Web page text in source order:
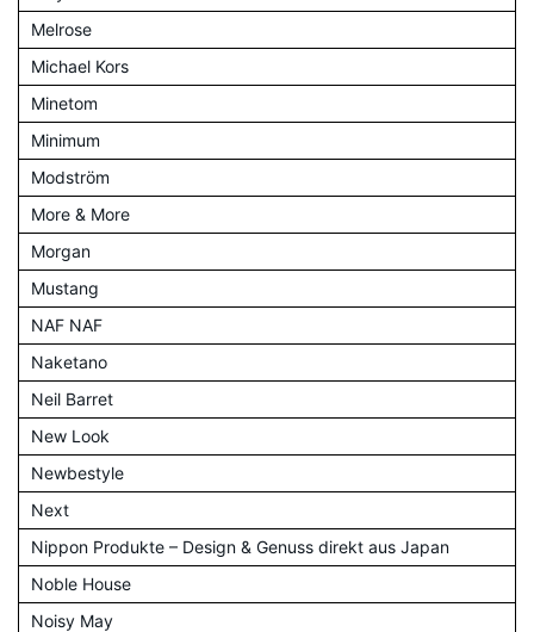
Melrose
Michael Kors
Minetom
Minimum
Modström
More & More
Morgan
Mustang
NAF NAF
Naketano
Neil Barret
New Look
Newbestyle
Next
Nippon Produkte – Design & Genuss direkt aus Japan
Noble House
Noisy May